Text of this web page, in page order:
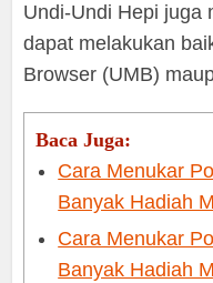
Undi-Undi Hepi juga
dapat melakukan
Browser (UMB)
Baca Juga:
Cara Menukar
Banyak Hadiah
Cara Menukar
Banyak Hadiah